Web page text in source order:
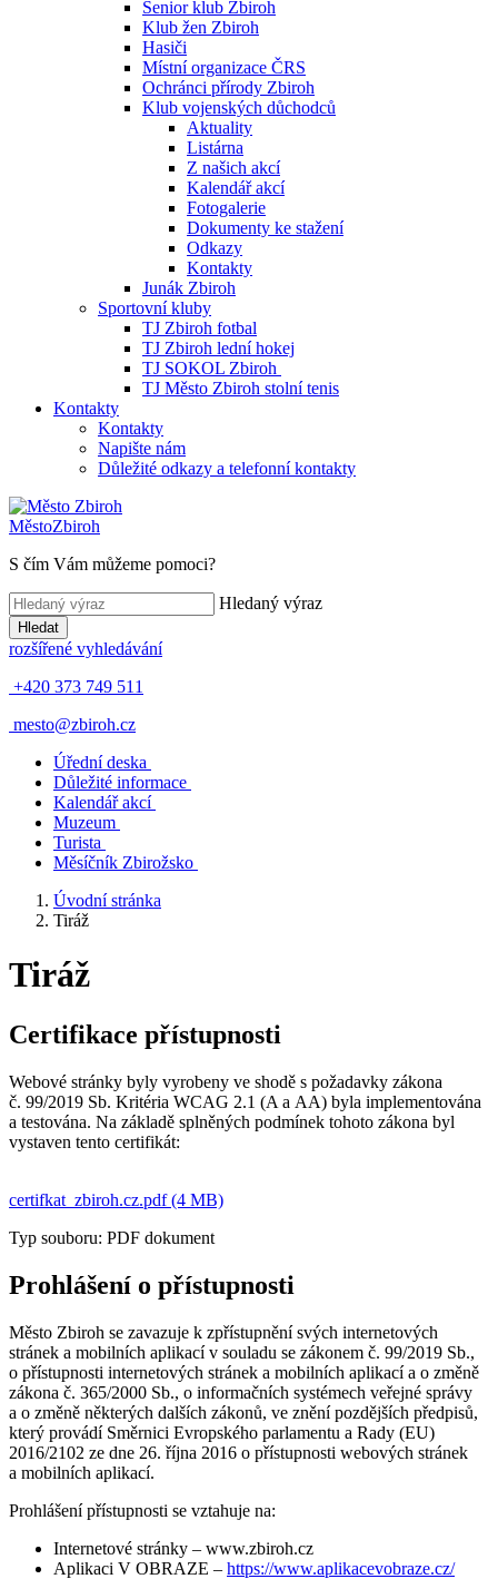
Senior klub Zbiroh
Klub žen Zbiroh
Hasiči
Místní organizace ČRS
Ochránci přírody Zbiroh
Klub vojenských důchodců
Aktuality
Listárna
Z našich akcí
Kalendář akcí
Fotogalerie
Dokumenty ke stažení
Odkazy
Kontakty
Junák Zbiroh
Sportovní kluby
TJ Zbiroh fotbal
TJ Zbiroh lední hokej
TJ SOKOL Zbiroh
TJ Město Zbiroh stolní tenis
Kontakty
Kontakty
Napište nám
Důležité odkazy a telefonní kontakty
MěstoZbiroh
S čím Vám můžeme pomoci?
Hledaný výraz
Hledat
rozšířené vyhledávání
+420 373 749 511
mesto@zbiroh.cz
Úřední deska
Důležité informace
Kalendář akcí
Muzeum
Turista
Měsíčník Zbirožsko
Úvodní stránka
Tiráž
Tiráž
Certifikace přístupnosti
Webové stránky byly vyrobeny ve shodě s požadavky zákona
č. 99/2019 Sb. Kritéria WCAG 2.1 (A a AA) byla implementována
a testována. Na základě splněných podmínek tohoto zákona byl
vystaven tento certifikát:
certifkat_zbiroh.cz.pdf (4 MB)
Typ souboru: PDF dokument
Prohlášení o přístupnosti
Město Zbiroh se zavazuje k zpřístupnění svých internetových
stránek a mobilních aplikací v souladu se zákonem č. 99/2019 Sb.,
o přístupnosti internetových stránek a mobilních aplikací a o změně
zákona č. 365/2000 Sb., o informačních systémech veřejné správy
a o změně některých dalších zákonů, ve znění pozdějších předpisů,
který provádí Směrnici Evropského parlamentu a Rady (EU)
2016/2102 ze dne 26. října 2016 o přístupnosti webových stránek
a mobilních aplikací.
Prohlášení přístupnosti se vztahuje na:
Internetové stránky – www.zbiroh.cz
Aplikaci V OBRAZE – https://www.aplikacevobraze.cz/